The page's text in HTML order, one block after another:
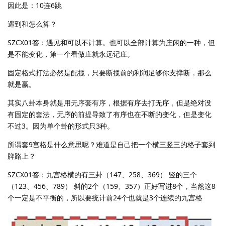
因此是：10连6跳
遇到和怎么算？
SZCX01答：遇见和可以不计算。也可以全部计算为庄闲的一种，但
是不能变化，第一个看做庄就永远记庄。
固定格式打法必然是配揽，只要断揽前的利润足够你支撑断，那么
就是赢。
其实八卦本身就是用无序套有序，根据有序去打无序，但是绝对没
有固定的套法，无序的前提导致了有序也在不断的变化，但是变化
不过3。因为单个卦的形式只3种。
所谓套9宫格是什么意思呢？难道是自己把一个横三竖三的格子套到
牌路上？
SZCX01答：九宫格横的有三卦（147、258、369） 竖的三个
（123、456、789） 斜的2个（159、357）正好写进8个，当然这8
个一定是不平衡的，所以要统计前24个也就是3个连续的九宫格